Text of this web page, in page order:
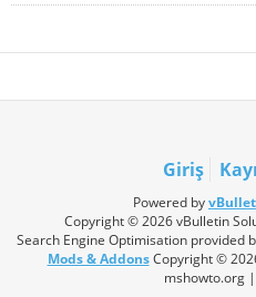
Giriş
Powered by
Copyright © 2026 vBulletin
Search Engine Optimisation provided
Mods & AddonsCopyright ©
mshowto.org